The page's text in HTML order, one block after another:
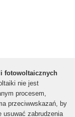
fotowoltaicznych
nie jest
procesem,
przeciwwskazań, by
usuwać zabrudzenia